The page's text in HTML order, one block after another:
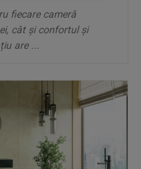
fiecare cameră
cât și confortul și
are ...